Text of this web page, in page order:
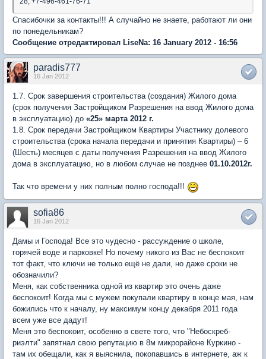
Спасибочки за контакты!!! А случайно не знаете, работают ли они
по понедельникам?
Сообщение отредактировал LiseNa: 16 January 2012 - 16:56
paradis777
16 Jan 2012
1.7. Срок завершения строительства (создания) Жилого дома
(срок получения Застройщиком Разрешения на ввод Жилого дома
в эксплуатацию) до «25» марта 2012 г.
1.8. Срок передачи Застройщиком Квартиры Участнику долевого
строительства (срока начала передачи и принятия Квартиры) – 6
(Шесть) месяцев с даты получения Разрешения на ввод Жилого
дома в эксплуатацию, но в любом случае не позднее 01.10.2012г.
Так что времени у них полным полно господа!!!
sofia86
16 Jan 2012
Дамы и Господа! Все это чудесно - рассуждение о школе,
горячей воде и парковке! Но почему никого из Вас не беспокоит
тот факт, что ключи не только ещё не дали, но даже сроки не
обозначили?
Меня, как собственника одной из квартир это очень даже
беспокоит! Когда мы с мужем покупали квартиру в конце мая, нам
божились что к началу, ну максимум концу декабря 2011 года
всем уже все дадут!
Меня это беспокоит, особенно в свете того, что "Небоскреб-
риэлти" запятнал свою репутацию в 8м микрорайоне Куркино -
там их обещали, как я выяснила, покопавшись в интернете, аж к